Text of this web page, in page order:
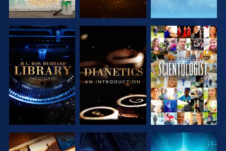
ΕΞΕΡΕΥΝΗΣΤΕ
ΤΗ ΣΕΙΡΑ
ΕΞΕΡΕΥΝΗΣΤΕ
ΤΗ ΣΕΙΡΑ
ΠΑΡΑΚΟΛΟΥΘΗΣΤΕ